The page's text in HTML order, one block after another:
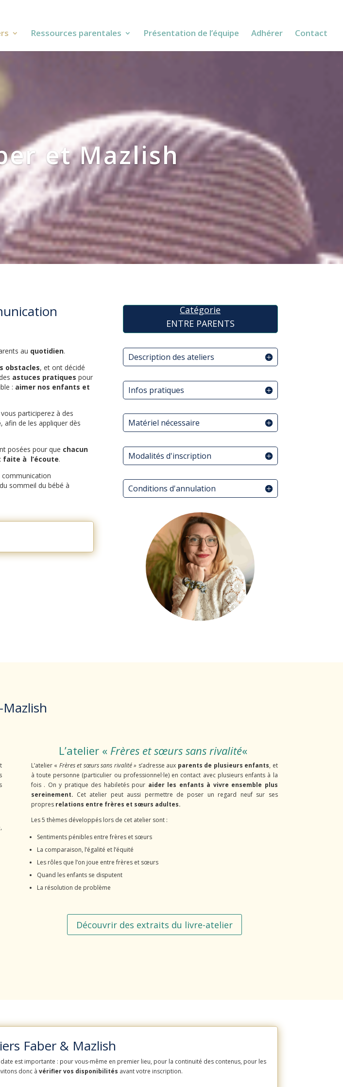
Ressources parentales Présentation de l’équipe Adhérer Contact
et Mazlish
au quotidien.
obstacles, et ont décidé
astuces pratiques pour
: aimer nos enfants et
participerez à des
, afin de les appliquer dès
posées pour que chacun
faite à l’écoute.
sommeil du bébé à
Catégorie
ENTRE PARENTS
Description des ateliers
Infos pratiques
Matériel nécessaire
Modalités d'inscription
Conditions d'annulation
L’atelier « Frères et sœurs sans rivalité«
L’atelier « Frères et sœurs sans rivalité » s’adresse aux parents de plusieurs enfants, et
à toute personne (particulier ou professionnel·le) en contact avec plusieurs enfants à la
fois . On y pratique des habiletés pour aider les enfants à vivre ensemble plus
sereinement. Cet atelier peut aussi permettre de poser un regard neuf sur ses
propres relations entre frères et sœurs adultes.
Les 5 thèmes développés lors de cet atelier sont :
Sentiments pénibles entre frères et sœurs
La comparaison, l’égalité et l’équité
Les rôles que l’on joue entre frères et sœurs
Quand les enfants se disputent
La résolution de problème
Découvrir des extraits du livre-atelier
Faber & Mazlish
est importante : pour vous-même en premier lieu, pour la continuité des contenus, pour les
donc à vérifier vos disponibilités avant votre inscription.